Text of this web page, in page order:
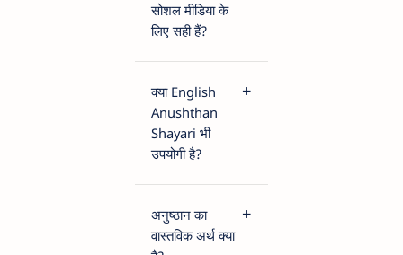
सोशल मीडिया के
लिए सही हैं?
क्या English
Anushthan
Shayari भी
उपयोगी है?
अनुष्ठान का
वास्तविक अर्थ क्या